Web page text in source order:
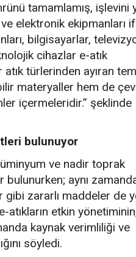
tamamlamış, işlevini
elektronik ekipmanları
bilgisayarlar,
cihazlar e-atık
türlerinden ayıran
materyaller hem de
içermeleridir.” şeklinde
bulunuyor
ve nadir toprak
aynı
gibi zararlı maddeler de
atıkların etkin
kaynak verimliliği ve
söyledi.